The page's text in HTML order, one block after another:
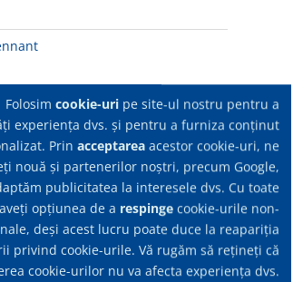
umed-uscat IPC GP 3/62
uscat IPC GP 3/62 W&D
Folosimcookie-uri pe site-ul nostru pentru a
experiența dvs. și pentru a furniza conținut
Prinacceptarea acestor cookie-uri, ne
nouă și partenerilor noștri, precum Google,
publicitatea la interesele dvs. Cu toate
opțiunea de a respinge cookie-urile non-
deși acest lucru poate duce la reapariția
privind cookie-urile. Vă rugăm să rețineți că
cookie-urilor nu va afecta experiența dvs.